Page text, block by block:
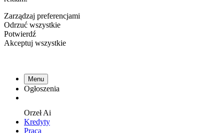
Zarządzaj preferencjami
Odrzuć wszystkie
Potwierdź
Akceptuj wszystkie
Menu
Ogłoszenia
OrzełAi
Kredyty
Praca